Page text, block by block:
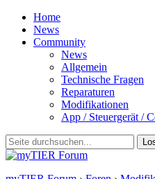
Home
News
Community
News
Allgemein
Technische Fragen
Reparaturen
Modifikationen
App / Steuergerät /